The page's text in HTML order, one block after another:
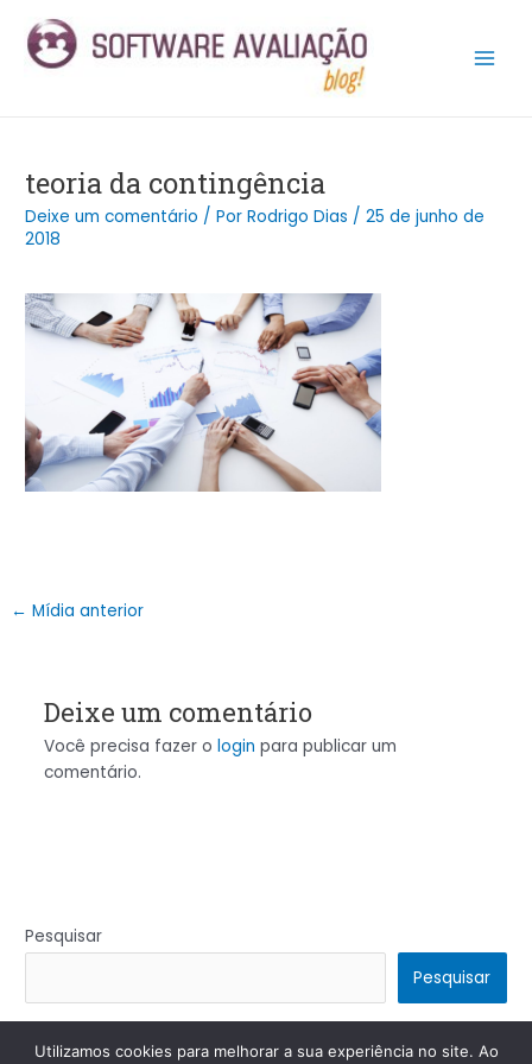
para
teoria da contingência
Deixe um comentário / PorRodrigo Dias /25 de junho de
2018
navigation
← Mídia anterior
Deixe um comentário
Você precisa fazer o login para publicar um
comentário.
Pesquisar
Pesquisar
Utilizamos cookies para melhorar a sua experiência no site. Ao